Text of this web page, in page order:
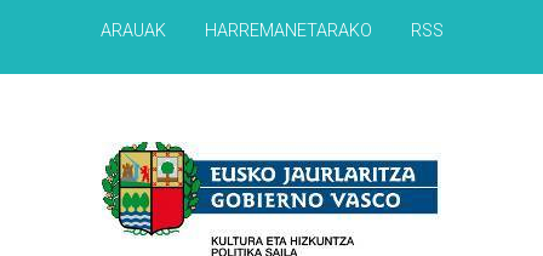
ARAUAK HARREMANETARAKO RSS